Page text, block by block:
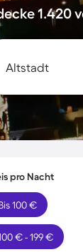
1.420
pro Nacht
100 €
€ - 199 €